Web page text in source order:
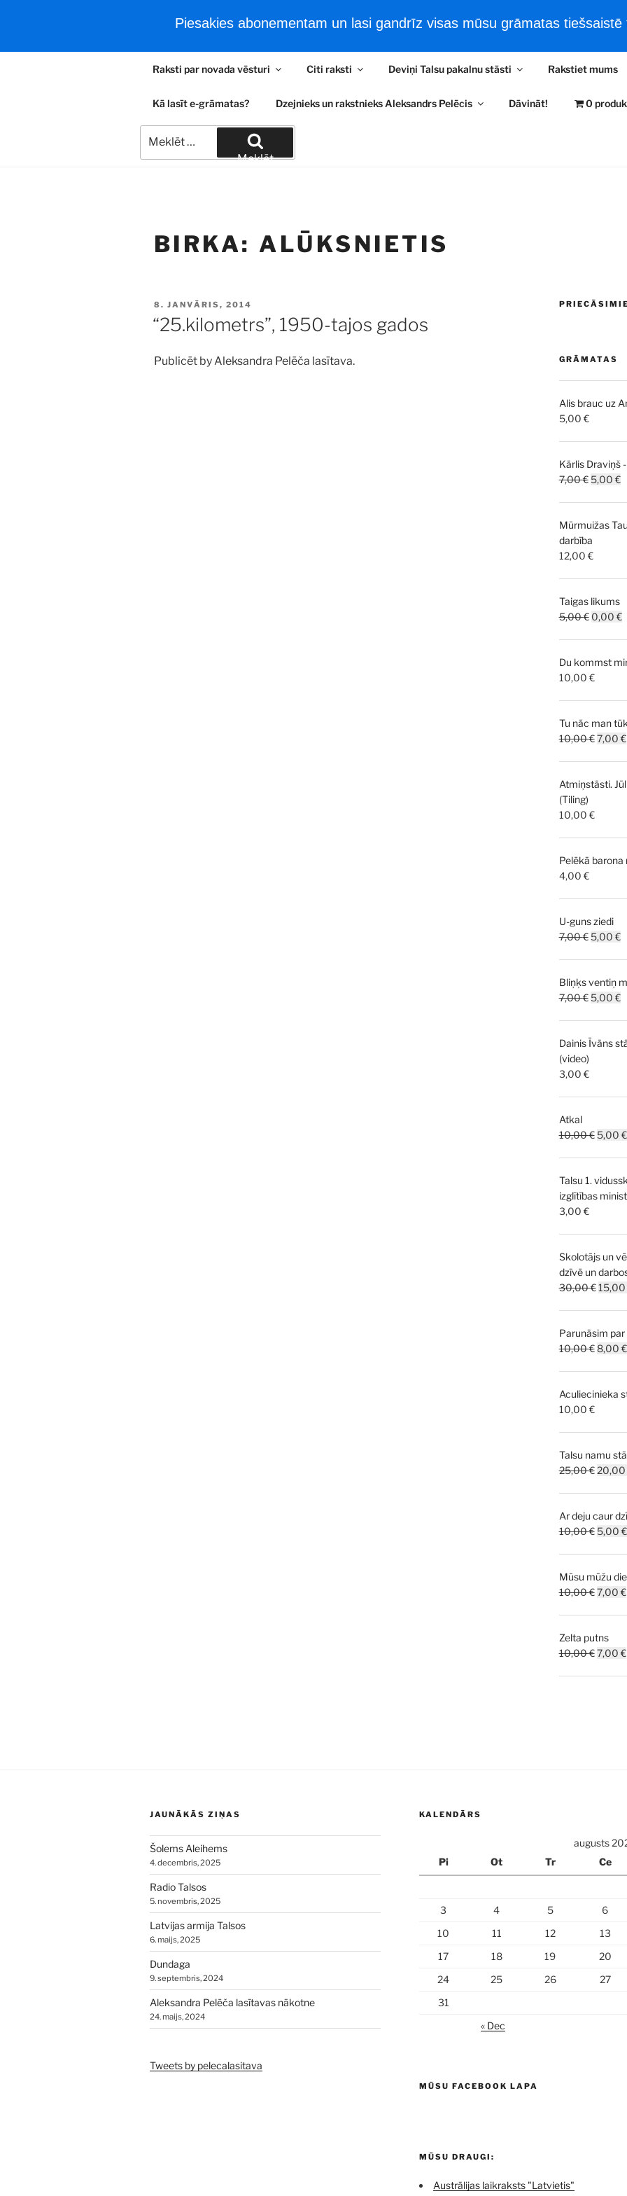
Piesakies abonementam un lasi gandrīz visas mūsu grāmatas
ALEKSANDRA PELĒČA
Retas e-grāmatas par Latvijas ļaudīm un kultūrvēsturi
Tiešsaistes filmas Tiešsaistes e-Grāmatas
Raksti par novada vēsturi Citi raksti Deviņi Talsu pakalnu stāsti Rakstiet mums
Kā lasīt e-grāmatas? Dzejnieks un rakstnieks Aleksandrs Pelēcis Dāvināt! 0
Meklēt
BIRKA: ALŪKSNIETIS
PUBLICĒTS
8. JANVĀRIS, 2014
“25.kilometrs”, 1950-tajos gados
Publicēt by Aleksandra Pelēča lasītava. GRĀMATAS
Alis brauc uz
5,00€
Kārlis Draviņš
7,00€ Original
7,00 €.
5,00 €
Mūrmuižas
darbība
12,00€
Taigas likums
5,00€ Original
5,00 €.
0,00 €
Du kommst
10,00€
Tu nāc man
10,00€ Original
10,00
7,00 €
Atmiņstāsti.
(Tiling)
10,00€
Pelēkā barona
4,00€
U-guns ziedi
7,00€ Original
7,00 €.
5,00 €
Bliņķs ventiņ
7,00€ Original
7,00 €.
5,00 €
Dainis Īvāns
(video)
3,00€
Atkal
10,00€ Original
10,00
5,00 €
Talsu 1.
izglītības
3,00€
Skolotājs un
dzīvē un
30,00€
30,00
15,00
Parunāsim
10,00€ Original
10,00
8,00 €
Aculiecinieka
10,00€
Talsu namu
25,00€
25,00
20,00
Ar deju caur
10,00€ Original
10,00
5,00 €
Mūsu mūžu
10,00€ Original
10,00
7,00 €
Zelta putns
10,00€ Original
7,00 €
JAUNĀKĀS ZIŅAS
Šolems Aleihems
4. decembris, 2025
Radio Talsos
5. novembris, 2025
Latvijas armija Talsos
6. maijs, 2025
Dundaga
9. septembris, 2024
Aleksandra Pelēča lasītavas nākotne
24. maijs, 2024
Tweets by pelecalasitava
KALENDĀRS
augusts
Pi
Ot Tr Ce
3
4 5 6
10
11 12 13
17
18 19 20
24
25 26 27
31
« Dec
MŪSU FACEBOOK LAPA
MŪSU DRAUGI:
Austrālijas laikraksts "Latvietis"